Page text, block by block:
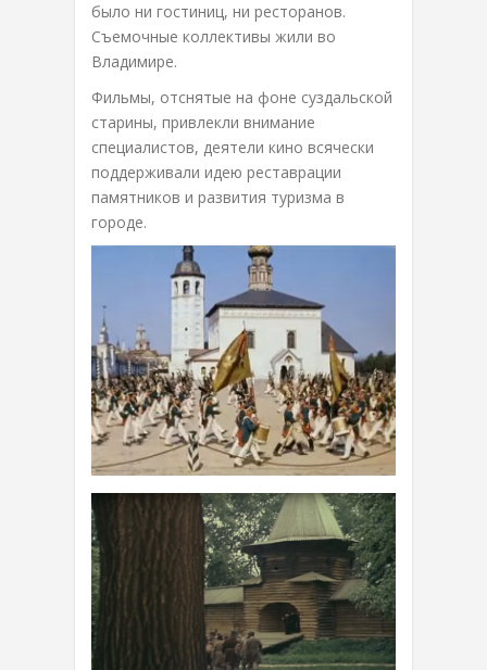
было ни гостиниц, ни ресторанов.
Съемочные коллективы жили во
Владимире.
Фильмы, отснятые на фоне суздальской
старины, привлекли внимание
специалистов, деятели кино всячески
поддерживали идею реставрации
памятников и развития туризма в
городе.